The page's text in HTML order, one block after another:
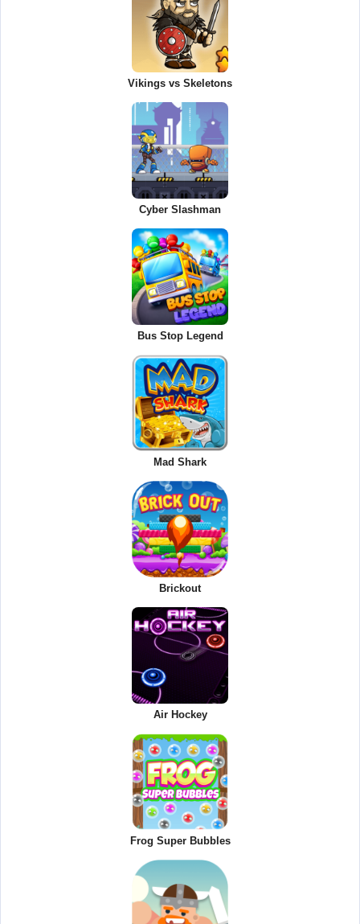
Vikings vs Skeletons
Cyber Slashman
Bus Stop Legend
Mad Shark
Brickout
Air Hockey
Frog Super Bubbles